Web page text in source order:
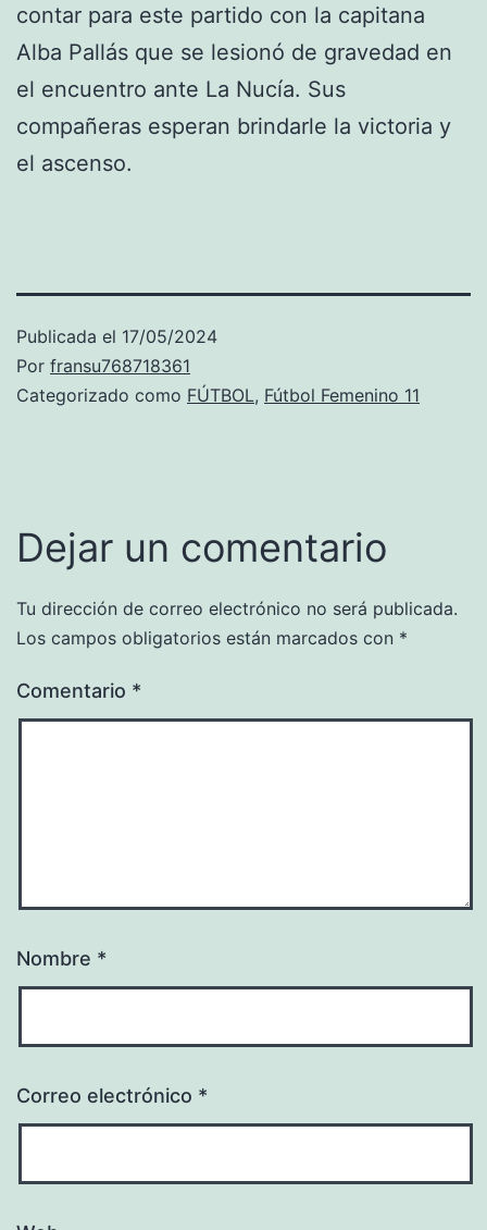
contar para este partido con la capitana
Alba Pallás que se lesionó de gravedad en
el encuentro ante La Nucía. Sus
compañeras esperan brindarle la victoria y
el ascenso.
Publicada el 17/05/2024
Por fransu768718361
Categorizado como FÚTBOL, Fútbol Femenino 11
Dejar un comentario
Tu dirección de correo electrónico no será publicada.
Los campos obligatorios están marcados con *
Comentario *
Nombre *
Correo electrónico *